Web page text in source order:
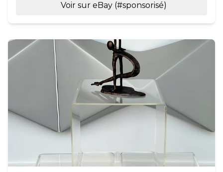
Voir sur eBay (#sponsorisé)